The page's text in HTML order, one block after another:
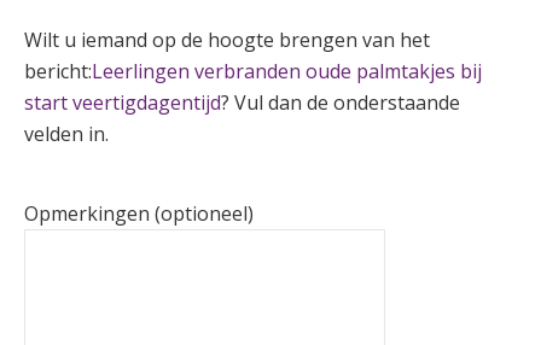
Wilt u iemand op de hoogte brengen van het
bericht:Leerlingen verbranden oude palmtakjes bij
start veertigdagentijd? Vul dan de onderstaande
velden in.
Opmerkingen (optioneel)